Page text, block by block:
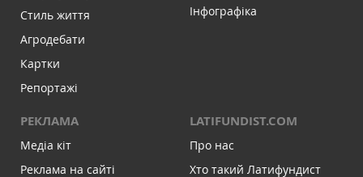
Стиль життя
Агродебати
Картки
Репортажі
Інфографіка
РЕКЛАМА
Медіа кіт
Реклама на сайті
LATIFUNDIST.COM
Про нас
Хто такий Латифундист